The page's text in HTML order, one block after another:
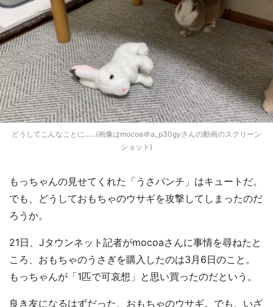
どうしてこんなことに......(画像はmocoa＠a_p30gyさんの動画のスクリーン
ショット)
もっちゃんの見せてくれた「うさパンチ」はキュートだ。
でも、どうしておもちゃのウサギを攻撃してしまったのだ
ろうか。
21日、Jタウンネット記者がmocoaさんに事情を尋ねたと
ころ、おもちゃのうさぎを購入したのは3月6日のこと。
もっちゃんが「1匹で可哀想」と思い買ったのだという。
良き友になるはずだった、おもちゃのウサギ。でも、いざ